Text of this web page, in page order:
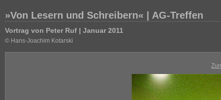
»Von Lesern und Schreibern« | AG-Treffen
Vortrag von Peter Ruf | Januar 2011
© Hans-Joachim Kotarski